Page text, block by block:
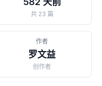
共 23 篇
作者
罗文益
创作者